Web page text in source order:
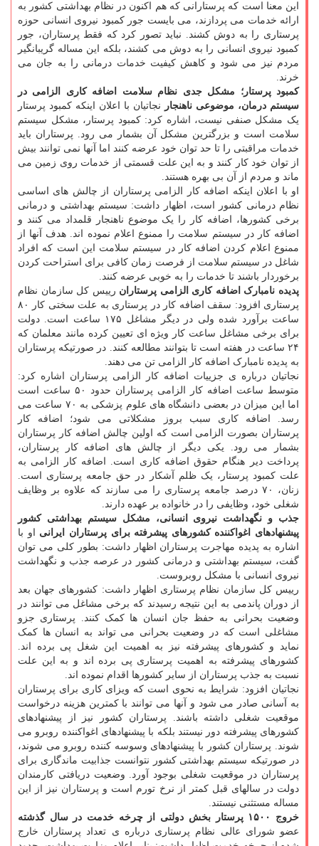
این معنا است که پرستارانی که هم اکنون در نظام بهداشتی کشور به
ارائه خدمات می پردازند، می بایست جور کمبود نیروی انسانی حوزه
پرستاری را به دوش کشند. نباید تصور کرد که فقط پرستاران، جور
کمبود نیروی انسانی را به دوش می کشند، بلکه این مساله گریبانگیر
مردم نیز می شود و کاهش کیفیت خدمات درمانی را به جان می
خرند.
کمبود پرستار؛ مشکل جدی نظام سلامت
اضافه کاری الزامی در
سیستم درمان، موضوعی ناهنجار
نجاتیان با اعلان اینکه کمبود پرستار
یک مشکل صنفی نیست، اشاره کرد: کمبود پرستار، مشکل سیستم
سلامت است و بزرگترین مشکل آن بشمار می رود. پرستاران باید
خدمات مراقبتی را تا حد توان خود عرضه کنند اما آنها نمی توانند بیش
از توان خود کار کنند و به این علت قسمتی از خدمات روی زمین می
ماند و مردم از آن بی بهره هستند.
او با اعلان اینکه اضافه کار الزامی پرستاران از چالش های اساسی
نظام درمانی کشور است، اظهار داشت: سیستم بهداشتی و درمانی
برخی کشورها، اضافه کار را یک موضوع ناهنجار قلمداد می کنند و
اضافه کار در سیستم سلامت را ممنوع اعلام نموده اند. هدف آنها از
ممنوع اعلام کردن اضافه کار در سیستم سلامت این است که افراد
شاغل در سیستم سلامت از فرصت زمان کافی برای استراحت کردن
برخوردار باشند تا خدمات را به خوبی عرضه کنند.
پدیده نامبارک اضافه کاری الزامی پرستاران رییس کل سازمان نظام
پرستاری افزود: سقف اضافه کار در پرستاری به علت سختی کار ۸۰
ساعت برآورد شده ولی در دیگر مشاغل ۱۷۵ ساعت است. دولت
برای برخی مشاغل ساعت کار ویژه ای تعیین کرده مانند معلمان که
۲۴ ساعت در هفته است تا بتوانند مطالعه کنند. در صورتیکه پرستاران
به پدیده نامبارک اضافه کار الزامی تن می دهند.
نجاتیان درباره ی جزییات اضافه کار الزامی پرستاران اشاره کرد:
متوسط ساعت اضافه کار الزامی پرستاران حدود ۵۰ ساعت است
اما این میزان در بعضی دانشگاه های علوم پزشکی به ۷۰ ساعت می
رسد. اضافه کاری سبب بروز مشکلاتی می شود؛ اضافه کار
پرستاران بصورت الزامی است که اولین چالش اضافه کار پرستاران
بشمار می رود. یکی دیگر از چالش های اضافه کار پرستاران،
پرداخت دیر هنگام حقوق اضافه کاری است. اضافه کار الزامی به
علت کمبود پرستار، یک ظلم آشکار در حق جامعه پرستاری است.
زنان، ۷۰ درصد جامعه پرستاری را می سازند که علاوه بر وظایف
شغلی خود، وظایفی را در خانواده بر عهده دارند.
جذب و نگهداشت نیروی انسانی، مشکل سیستم بهداشتی کشور
پیشنهادهای اغواکننده کشورهای پیشرفته برای پرستاران ایرانی او با
اشاره به پدیده مهاجرت پرستاران اظهار داشت: بطور کلی می توان
گفت، سیستم بهداشتی و درمانی کشور در عرصه جذب و نگهداشت
نیروی انسانی با مشکل روبروست.
رییس کل سازمان نظام پرستاری اظهار داشت: کشورهای جهان بعد
از دوران پاندمی به این نتیجه رسیدند که برخی مشاغل می توانند در
وضعیت بحرانی به حفظ جان انسان ها کمک کنند. پرستاری جزو
مشاغلی است که در وضعیت بحرانی می تواند به انسان ها کمک
نماید و کشورهای پیشرفته نیز به اهمیت این شغل پی برده اند.
کشورهای پیشرفته به اهمیت پرستاری پی برده اند و به این علت
نسبت به جذب پرستاران از سایر کشورها اقدام نموده اند.
نجاتیان افزود: شرایط به نحوی است که ویزای کاری برای پرستاران
به آسانی صادر می شود و آنها می توانند با کمترین هزینه درخواست
موقعیت شغلی داشته باشند. پرستاران کشور نیز از پیشنهادهای
کشورهای پیشرفته دور نیستند بلکه با پیشنهادهای اغواکننده روبرو می
شوند. پرستاران کشور با پیشنهادهای وسوسه کننده روبرو می شوند،
در صورتیکه سیستم بهداشتی کشور نتوانست جذابیت ماندگاری برای
پرستاران در موقعیت شغلی بوجود آورد. وضعیت دریافتی کارمندان
دولت در سالهای قبل کمتر از نرخ تورم است و پرستاران نیز از این
مساله مستثنی نیستند.
خروج ۱۵۰۰ پرستار بخش دولتی از چرخه خدمت در سال گذشته
عضو شورای عالی نظام پرستاری درباره ی تعداد پرستاران خارج